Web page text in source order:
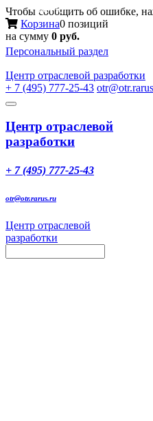
Чтобы сообщить об ошибке,
Корзина0 позиций
на сумму 0 руб.
Персональный раздел
Центр отраслевой разработки
+ 7 (495) 777-25-43
Toggle
Меню
Центр отраслевой
разработки
+ 7 (495) 777-25-43
otr@otr.rarus.ru
Центр отраслевой
разработки